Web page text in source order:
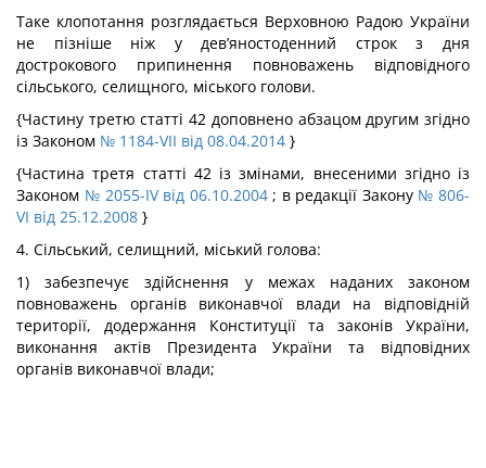
Таке клопотання розглядається Верховною Радою України
не пізніше ніж у дев’яностоденний строк з дня
дострокового припинення повноважень відповідного
сільського, селищного, міського голови.
{Частину третю статті 42 доповнено абзацом другим згідно
із Законом № 1184-VII від 08.04.2014 }
{Частина третя статті 42 із змінами, внесеними згідно із
Законом № 2055-IV від 06.10.2004; в редакції Закону № 806-
VI від 25.12.2008 }
4. Сільський, селищний, міський голова:
1) забезпечує здійснення у межах наданих законом
повноважень органів виконавчої влади на відповідній
території, додержання Конституції та законів України,
виконання актів Президента України та відповідних
органів виконавчої влади;